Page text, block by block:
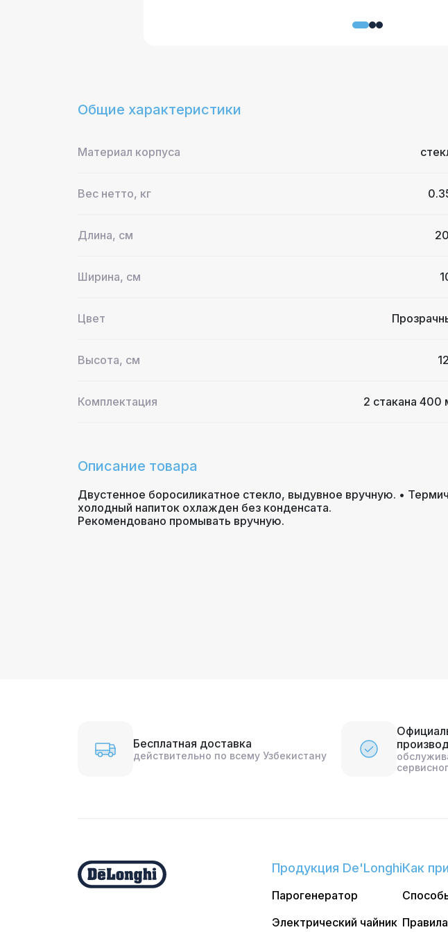
Общие характеристики
Материал корпуса
Вес нетто, кг
Длина, см
Ширина, см
Цвет
Высота, см
Комплектация 2 стакана 400
Описание товара
Двустенное боросиликатное стекло, выдувное вручную. •
холодный напиток охлажден без конденсата.
Рекомендовано промывать вручную.
Бесплатная доставка
действительно по всему Узбекистану
Продукция De'Longhi
Парогенератор
Электрический чайник
Как